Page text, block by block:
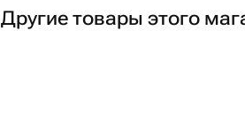
Другие товары этого